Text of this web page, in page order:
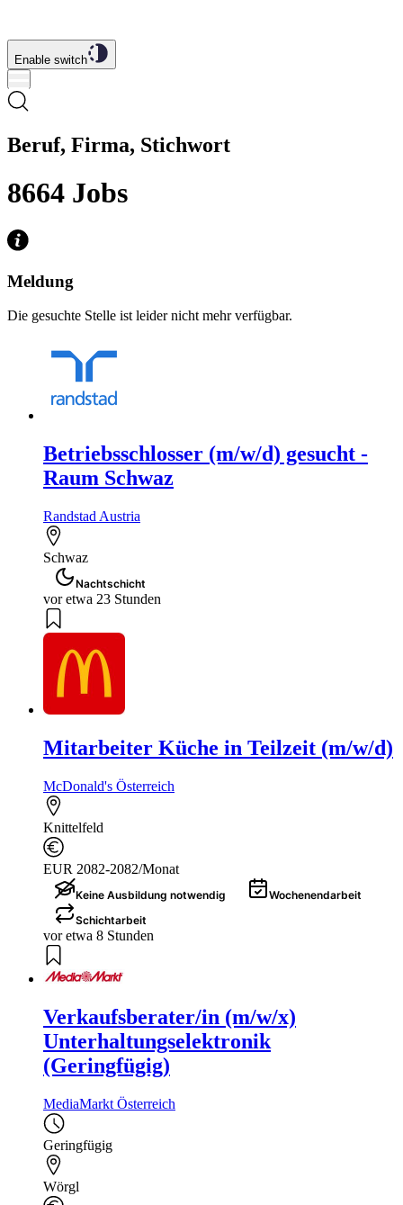
Enable switch
Beruf, Firma, Stichwort
8664 Jobs
Meldung
Die gesuchte Stelle ist leider nicht mehr verfügbar.
Betriebsschlosser (m/w/d) gesucht -
Raum Schwaz
Randstad Austria
Schwaz
Nachtschicht
vor etwa 23 Stunden
Mitarbeiter Küche in Teilzeit (m/w/d)
McDonald's Österreich
Knittelfeld
EUR 2082-2082/Monat
Keine Ausbildung notwendig
Wochenendarbeit
Schichtarbeit
vor etwa 8 Stunden
Verkaufsberater/in (m/w/x)
Unterhaltungselektronik
(Geringfügig)
MediaMarkt Österreich
Geringfügig
Wörgl